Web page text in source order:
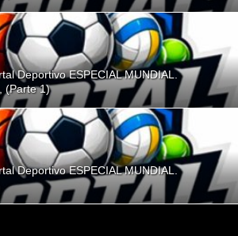
Deportivo ESPECIAL MUNDIAL.
(Parte 1)
Deportivo ESPECIAL MUNDIAL.